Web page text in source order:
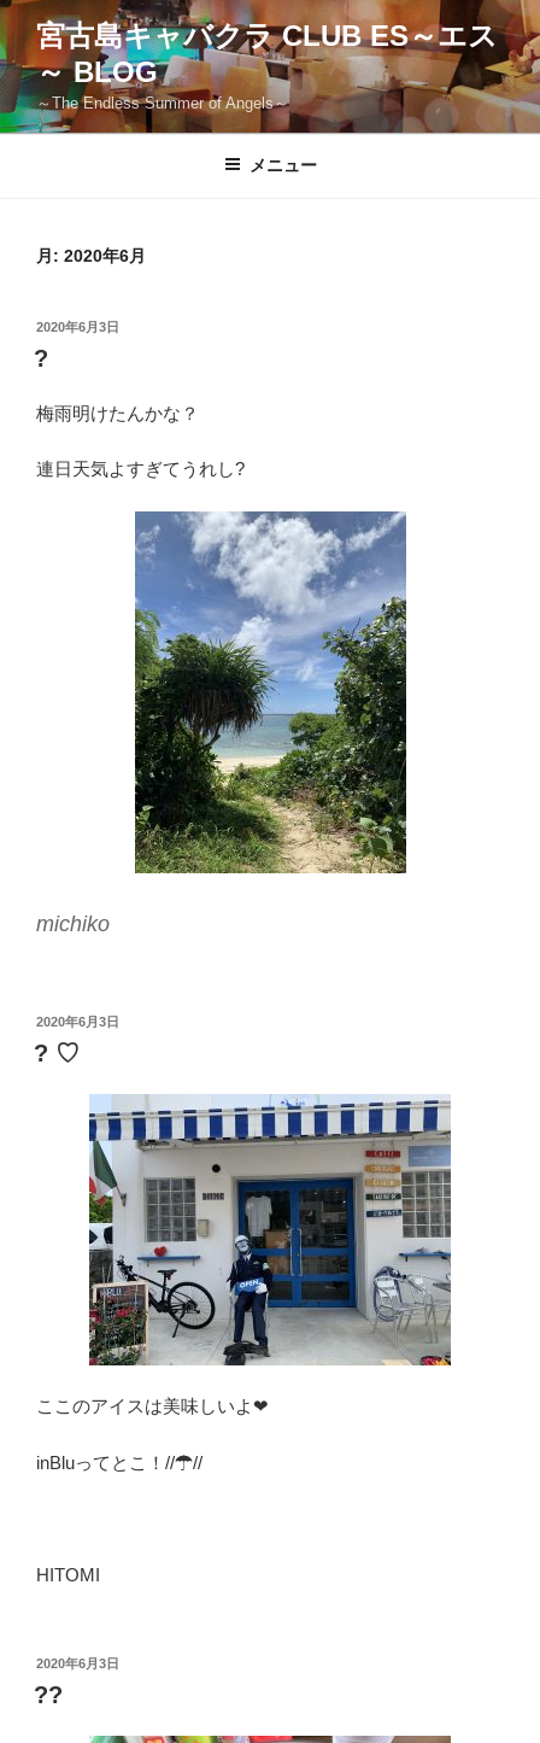
コ
ン
テ
ン
ツ
宮古島キャバクラ CLUB ES～エス
～ BLOG
～The Endless Summer of Angels～
メニュー
月: 2020年6月
投
稿
日:
2020年6月3日
?
梅雨明けたんかな？
連日天気よすぎてうれし?
michiko
投
稿
日:
2020年6月3日
? ♡
ここのアイスは美味しいよ❤
inBluってとこ！//☂//
HITOMI
投
稿
日:
2020年6月3日
??